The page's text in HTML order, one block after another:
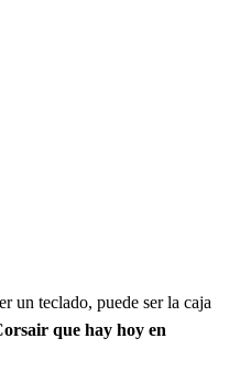
un teclado, puede ser la caja
que hay hoy en